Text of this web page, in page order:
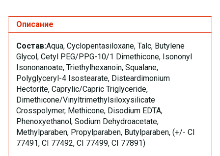
Описание
Состав:Aqua, Cyclopentasiloxane, Talc, Butylene
Glycol, Cetyl PEG/PPG-10/1 Dimethicone, Isononyl
Isononanoate, Triethylhexanoin, Squalane,
Polyglyceryl-4 Isostearate, Disteardimonium
Hectorite, Caprylic/Capric Triglyceride,
Dimethicone/Vinyltrimethylsiloxysilicate
Crosspolymer, Methicone, Disodium EDTA,
Phenoxyethanol, Sodium Dehydroacetate,
Methylparaben, Propylparaben, Butylparaben, (+/- CI
77491, CI 77492, CI 77499, CI 77891)